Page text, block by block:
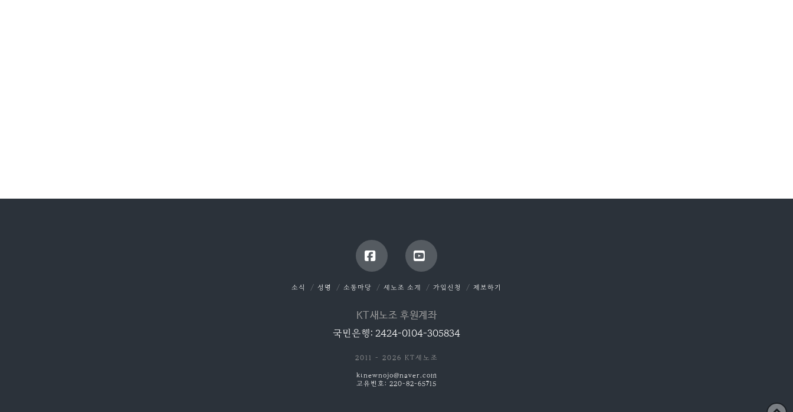
Facebook YouTube
소식 성명 소통마당 새노조 소개 가입신청 제보하기
KT새노조 후원계좌
국민은행: 2424-0104-305834
2011 - 2026 KT새노조
ktnewnojo@naver.com
고유번호: 220-82-65715